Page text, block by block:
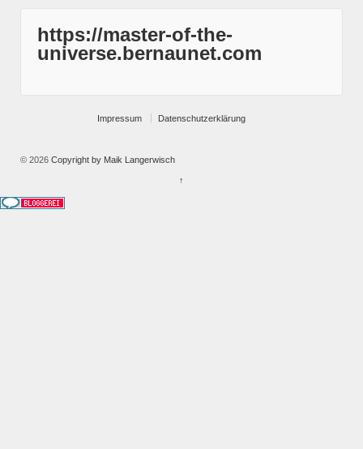
https://master-of-the-
universe.bernaunet.com
Impressum Datenschutzerklärung
© 2026 Copyright by Maik Langerwisch
↑